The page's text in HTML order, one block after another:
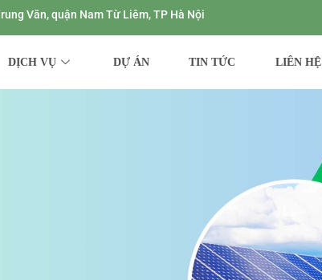
Văn, quận Nam Từ Liêm, TP Hà Nội
DỊCH VỤ DỰ ÁN TIN TỨC LIÊN HỆ